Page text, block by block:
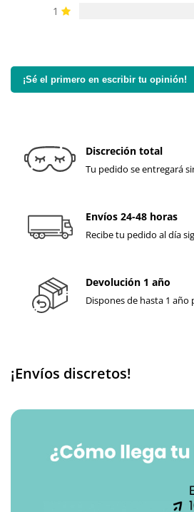
1
¡Sé el primero en escribir tu opinión!
Discreción total
Tu pedido se entregará
Envíos 24-48 horas
Recibe tu pedido al día
Devolución 1 año
Dispones de hasta 1
¡Envíos discretos!